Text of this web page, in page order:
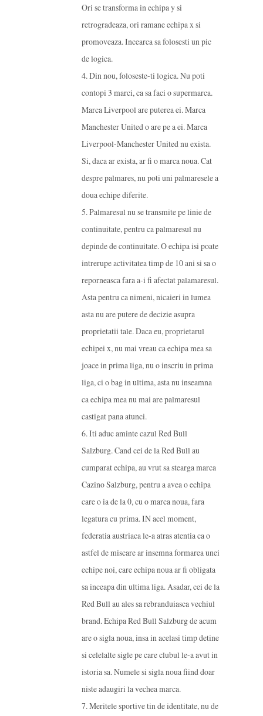
Ori se transforma in echipa y si
retrogradeaza, ori ramane echipa x si
promoveaza. Incearca sa folosesti un pic
de logica.
4. Din nou, foloseste-ti logica. Nu poti
contopi 3 marci, ca sa faci o supermarca.
Marca Liverpool are puterea ei. Marca
Manchester United o are pe a ei. Marca
Liverpool-Manchester United nu exista.
Si, daca ar exista, ar fi o marca noua. Cat
despre palmares, nu poti uni palmaresele a
doua echipe diferite.
5. Palmaresul nu se transmite pe linie de
continuitate, pentru ca palmaresul nu
depinde de continuitate. O echipa isi poate
intrerupe activitatea timp de 10 ani si sa o
reporneasca fara a-i fi afectat palamaresul.
Asta pentru ca nimeni, nicaieri in lumea
asta nu are putere de decizie asupra
proprietatii tale. Daca eu, proprietarul
echipei x, nu mai vreau ca echipa mea sa
joace in prima liga, nu o inscriu in prima
liga, ci o bag in ultima, asta nu inseamna
ca echipa mea nu mai are palmaresul
castigat pana atunci.
6. Iti aduc aminte cazul Red Bull
Salzburg. Cand cei de la Red Bull au
cumparat echipa, au vrut sa stearga marca
Cazino Salzburg, pentru a avea o echipa
care o ia de la 0, cu o marca noua, fara
legatura cu prima. IN acel moment,
federatia austriaca le-a atras atentia ca o
astfel de miscare ar insemna formarea unei
echipe noi, care echipa noua ar fi obligata
sa inceapa din ultima liga. Asadar, cei de la
Red Bull au ales sa rebranduiasca vechiul
brand. Echipa Red Bull Salzburg de acum
are o sigla noua, insa in acelasi timp detine
si celelalte sigle pe care clubul le-a avut in
istoria sa. Numele si sigla noua fiind doar
niste adaugiri la vechea marca.
7. Meritele sportive tin de identitate, nu de